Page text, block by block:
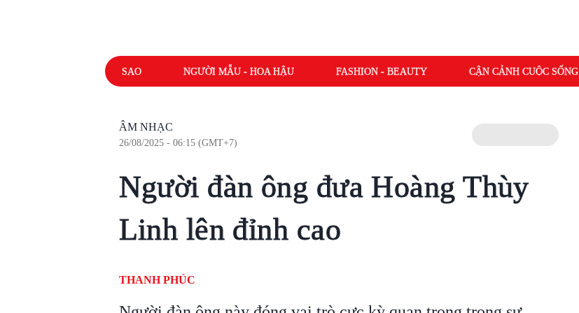
SAO NGƯỜI MẪU - HOA HẬU FASHION - BEAUTY CẬN CẢNH CUỘC SỐNG
ÂM NHẠC
26/08/2025 - 06:15 (GMT+7)
Người đàn ông đưa Hoàng Thùy
Linh lên đỉnh cao
THANH PHÚC